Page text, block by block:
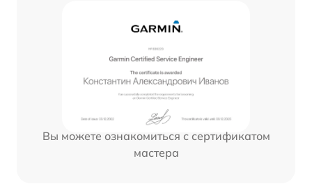
Вы можете ознакомиться с сертификатом
мастера